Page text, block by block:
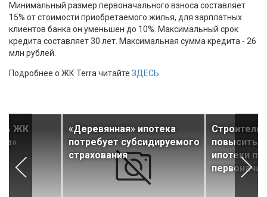
Минимальный размер первоначального взноса составляет
15% от стоимости приобретаемого жилья, для зарплатных
клиентов банка он уменьшен до 10%. Максимальный срок
кредита составляет 30 лет. Максимальная сумма кредита - 26
млн рублей.
Подробнее о ЖК Terra читайте ЗДЕСЬ
ЖК
«Деревянная» ипотека
потребует субсидируемого
страхования
Строители
повысить
ипотеки